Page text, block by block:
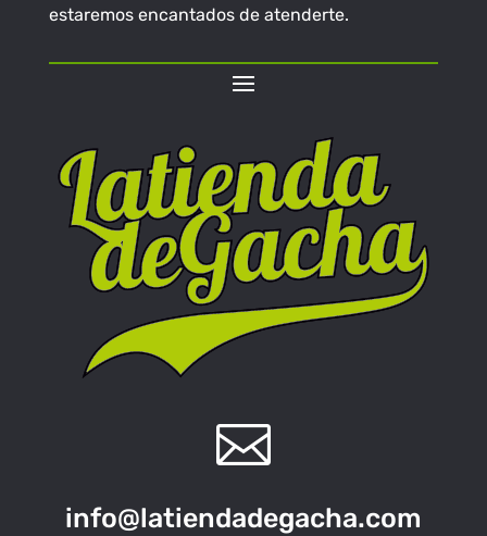
estaremos encantados de atenderte.

info@latiendadegacha.com